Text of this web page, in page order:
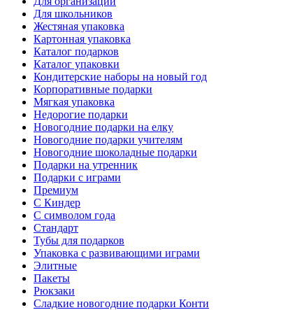
Для школьников
Жестяная упаковка
Картонная упаковка
Каталог подарков
Каталог упаковки
Кондитерские наборы на новый год
Корпоративные подарки
Мягкая упаковка
Недорогие подарки
Новогодние подарки на елку
Новогодние подарки учителям
Новогодние шоколадные подарки
Подарки на утренник
Подарки с играми
Премиум
С Киндер
С символом года
Стандарт
Тубы для подарков
Упаковка с развивающими играми
Элитные
Пакеты
Рюкзаки
Сладкие новогодние подарки Конти